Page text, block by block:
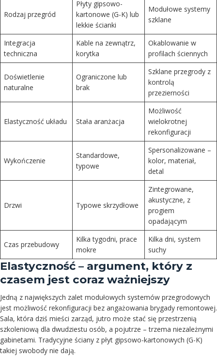
Rodzaj przegród
Płyty gipsowo-
kartonowe (G-K) lub
lekkie ścianki
Modułowe systemy
szklane
Integracja
techniczna
Kable na zewnątrz,
korytka
Okablowanie w
profilach ściennych
Doświetlenie
naturalne
Ograniczone lub
brak
Szklane przegrody z
kontrolą
przezierności
Elastyczność układu Stała aranżacja
Możliwość
wielokrotnej
rekonfiguracji
Wykończenie
Standardowe,
typowe
Spersonalizowane –
kolor, materiał,
detal
Drzwi Typowe skrzydłowe
Zintegrowane,
akustyczne, z
progiem
opadającym
Czas przebudowy
Kilka tygodni, prace
mokre
Kilka dni, system
suchy
Elastyczność – argument, który z
czasem jest coraz ważniejszy
Jedną z największych zalet modułowych systemów przegrodowych
jest możliwość rekonfiguracji bez angażowania brygady remontowej.
Sala, która dziś mieści zarząd, jutro może stać się przestrzenią
szkoleniową dla dwudziestu osób, a pojutrze – trzema niezależnymi
gabinetami. Tradycyjne ściany z płyt gipsowo-kartonowych (G-K)
takiej swobody nie dają.